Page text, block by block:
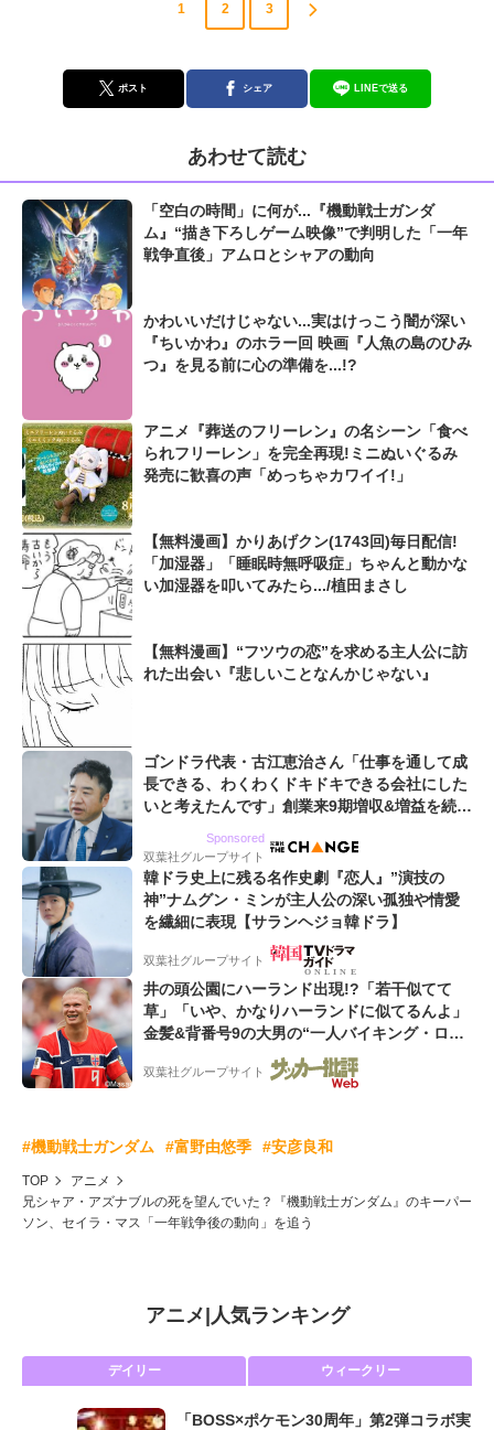
1 2 3
ポスト シェア LINEで送る
あわせて読む
「空白の時間」に何が...『機動戦士ガンダ
ム』“描き下ろしゲーム映像”で判明した「一年
戦争直後」アムロとシャアの動向
かわいいだけじゃない...実はけっこう闇が深い
『ちいかわ』のホラー回 映画『人魚の島のひみ
つ』を見る前に心の準備を...!?
アニメ『葬送のフリーレン』の名シーン「食べ
られフリーレン」を完全再現!ミニぬいぐるみ
発売に歓喜の声「めっちゃカワイイ!」
【無料漫画】かりあげクン(1743回)毎日配信!
「加湿器」「睡眠時無呼吸症」ちゃんと動かな
い加湿器を叩いてみたら.../植田まさし
【無料漫画】“フツウの恋”を求める主人公に訪
れた出会い『悲しいことなんかじゃない』
ゴンドラ代表・古江恵治さん「仕事を通して成
長できる、わくわくドキドキできる会社にした
いと考えたんです」創業来9期増収&増益を続け
Sponsored
双葉社グループサイト
韓ドラ史上に残る名作史劇『恋人』”演技の
神”ナムグン・ミンが主人公の深い孤独や情愛
を繊細に表現【サランヘジョ韓ドラ】
双葉社グループサイト
井の頭公園にハーランド出現!?「若干似てて
草」「いや、かなりハーランドに似てるんよ」
金髪&背番号9の大男の“一人バイキング・ロ
ー”映像が話題!「元気をもらった」
双葉社グループサイト
#機動戦士ガンダム #富野由悠季 #安彦良和
TOP
アニメ
兄シャア・アズナブルの死を望んでいた？『機動戦士ガンダム』のキーパー
ソン、セイラ・マス「一年戦争後の動向」を追う
アニメ| 人気ランキング
デイリー ウィークリー
「BOSS×ポケモン30周年」第2弾コラボ実